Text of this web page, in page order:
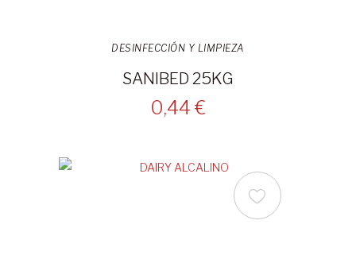
DESINFECCIÓN Y LIMPIEZA
SANIBED 25KG
0,44 €